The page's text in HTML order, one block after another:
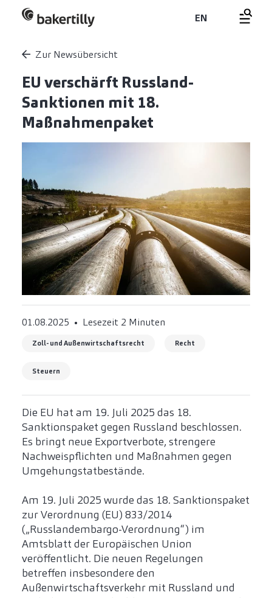
EN
Zur Newsübersicht
EU verschärft Russland-
Sanktionen mit 18.
Maßnahmenpaket
01.08.2025 Lesezeit 2 Minuten
Zoll- und Außenwirtschaftsrecht Recht
Steuern
Die EU hat am 19. Juli 2025 das 18.
Sanktionspaket gegen Russland beschlossen.
Es bringt neue Exportverbote, strengere
Nachweispflichten und Maßnahmen gegen
Umgehungstatbestände.
Am 19. Juli 2025 wurde das 18. Sanktionspaket
zur Verordnung (EU) 833/2014
(„Russlandembargo-Verordnung“) im
Amtsblatt der Europäischen Union
veröffentlicht. Die neuen Regelungen
betreffen insbesondere den
Außenwirtschaftsverkehr mit Russland und